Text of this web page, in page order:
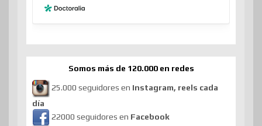
Somos más de 120.000 en redes
25.000 seguidores en Instagram, reels cada
día
22000 seguidores en Facebook